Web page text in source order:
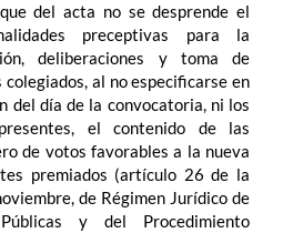
del acta no se desprende el
preceptivas para la
deliberaciones y toma de
al no especificarse en
del día de la convocatoria, ni los
el contenido de las
de votos favorables a la nueva
premiados (artículo 26 de la
de Régimen Jurídico de
y del Procedimiento